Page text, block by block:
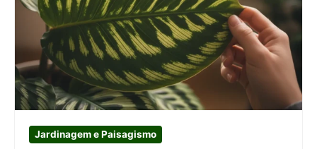
Jardinagem e Paisagismo